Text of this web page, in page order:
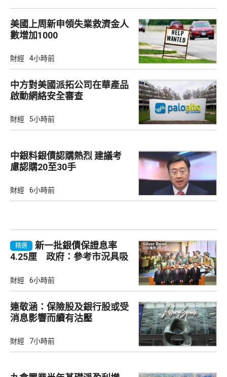
美國上周新申領失業救濟金人
數增加1000
財經 4小時前
中方對美國派拓公司在華產品
啟動網絡安全審查
財經 5小時前
中銀料銀債認購熱烈 建議考
慮認購20至30手
財經 6小時前
精選
新一批銀債保證息率
4.25厘 政府：參考市況具吸
財經 6小時前
連敬涵：保險股及銀行股或受
消息影響而續有沽壓
財經 7小時前